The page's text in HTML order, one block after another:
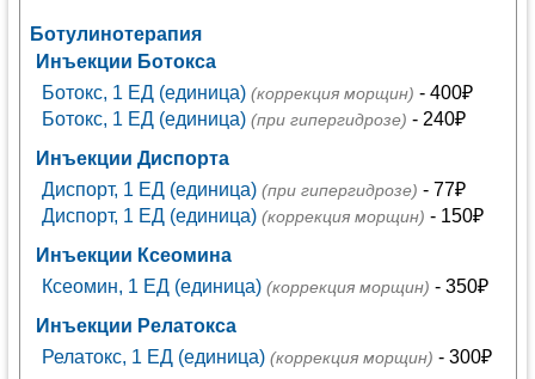
Ботулинотерапия
Инъекции Ботокса
Ботокс, 1 ЕД (единица) (коррекция морщин) - 400₽
Ботокс, 1 ЕД (единица) (при гипергидрозе) - 240₽
Инъекции Диспорта
Диспорт, 1 ЕД (единица) (при гипергидрозе) - 77₽
Диспорт, 1 ЕД (единица) (коррекция морщин) - 150₽
Инъекции Ксеомина
Ксеомин, 1 ЕД (единица) (коррекция морщин) - 350₽
Инъекции Релатокса
Релатокс, 1 ЕД (единица) (коррекция морщин) - 300₽